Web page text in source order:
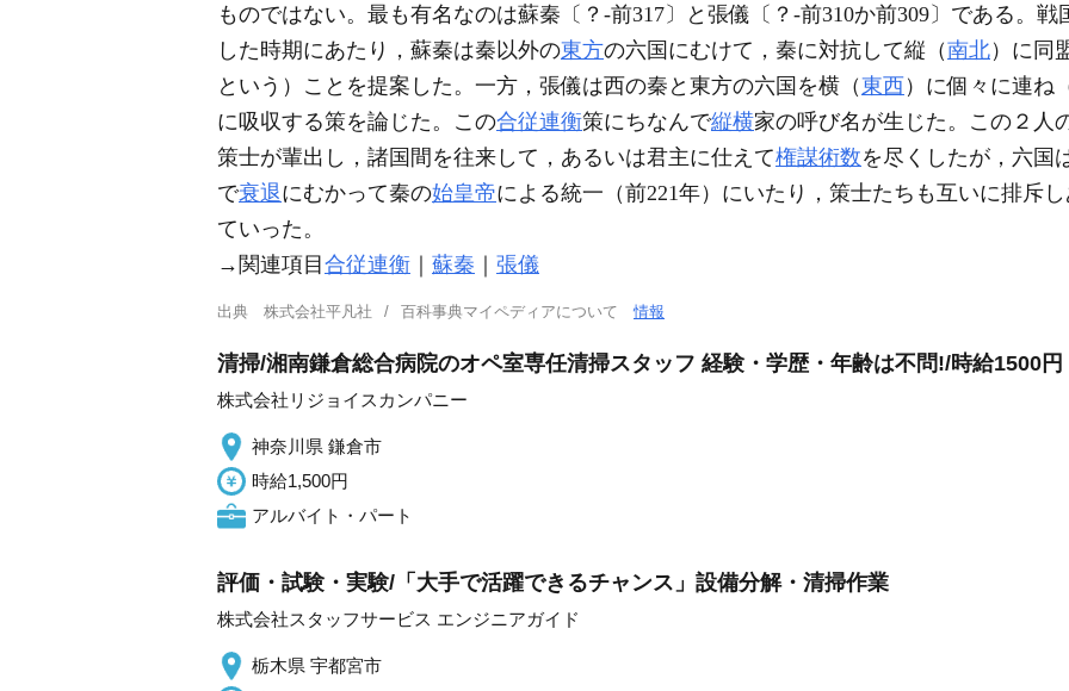
ものではない。最も有名なのは蘇秦〔？-前317〕と張儀〔？-前310か前309〕である。
した時期にあたり，蘇秦は秦以外の東方の六国にむけて，秦に対抗して縦（南北）に同
という）ことを提案した。一方，張儀は西の秦と東方の六国を横（東西 ）に個々に連ね
に吸収する策を論じた。この合従連衡策にちなんで縦横家の呼び名が生じた。この２人
策士が輩出し，諸国間を往来して，あるいは君主に仕えて権謀術数を尽くしたが，六国
で衰退にむかって秦の始皇帝による統一（前221年）にいたり，策士たちも互いに排斥
ていった。
→関連項目 合従連衡 蘇秦 張儀
出典 株式会社平凡社 百科事典マイペディアについて情報
清掃/湘南鎌倉総合病院のオペ室専任清掃スタッフ 経験・学歴・年齢は不問!/時給1500円
株式会社リジョイスカンパニー
神奈川県 鎌倉市
時給1,500円
アルバイト・パート
評価・試験・実験/「大手で活躍できるチャンス」設備分解・清掃作業
株式会社スタッフサービス エンジニアガイド
栃木県 宇都宮市